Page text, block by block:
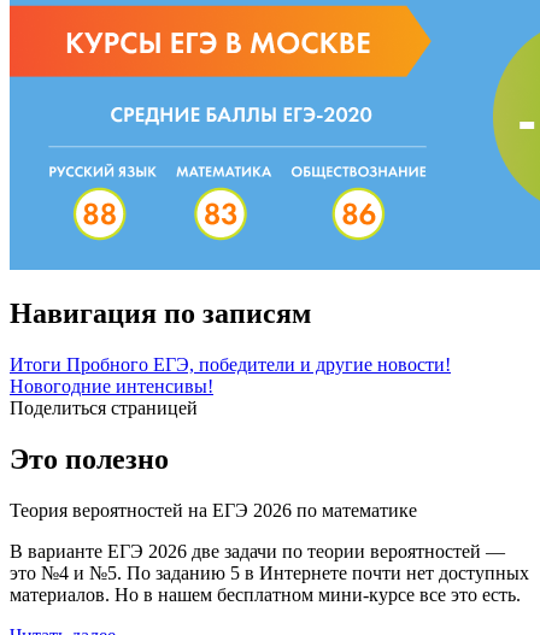
Навигация по записям
Итоги Пробного ЕГЭ, победители и другие новости!
Новогодние интенсивы!
Поделиться страницей
Это полезно
Теория вероятностей на ЕГЭ 2026 по математике
В варианте ЕГЭ 2026 две задачи по теории вероятностей —
это №4 и №5. По заданию 5 в Интернете почти нет доступных
материалов. Но в нашем бесплатном мини-курсе все это есть.